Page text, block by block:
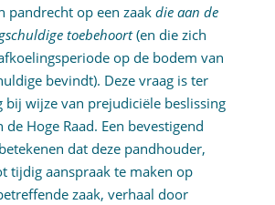
pandrecht op een zaak die aan de
toebehoort(en die zich
op de bodem van
bevindt). Deze vraag is ter
bij wijze van prejudiciële beslissing
Hoge Raad. Een bevestigend
dat deze pandhouder,
tijdig aanspraak te maken op
zaak, verhaal door